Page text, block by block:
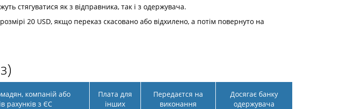
стягуватися як з відправника, так і з одержувача.
20 USD, якщо переказ скасовано або відхилено, а потім повернуто на
компаній або
рахунків з ЄС
Плата для
інших
Передаєтся на
виконання
Досягає банку
одержувача